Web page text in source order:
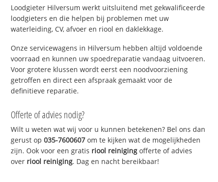
Loodgieter Hilversum werkt uitsluitend met gekwalificeerde
loodgieters en die helpen bij problemen met uw
waterleiding, CV, afvoer en riool en daklekkage.
Onze servicewagens in Hilversum hebben altijd voldoende
voorraad en kunnen uw spoedreparatie vandaag uitvoeren.
Voor grotere klussen wordt eerst een noodvoorziening
getroffen en direct een afspraak gemaakt voor de
definitieve reparatie.
Offerte of advies nodig?
Wilt u weten wat wij voor u kunnen betekenen? Bel ons dan
gerust op035-7600607 om te kijken wat de mogelijkheden
zijn. Ook voor een gratis riool reiniging offerte of advies
over riool reiniging. Dag en nacht bereikbaar!